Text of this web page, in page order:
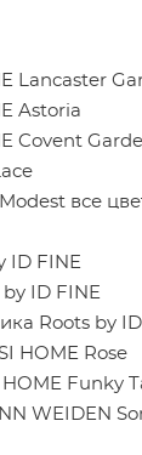
Lancaster
Astoria
Covent
все
ID FINE
ID FINE
Roots by
HOME Rose
Funky
WEIDEN